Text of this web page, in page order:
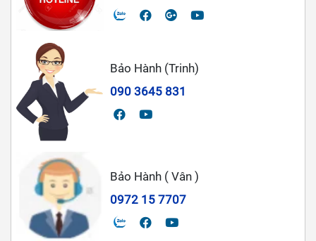
Bảo Hành (Trinh)
090 3645 831
Bảo Hành ( Vân )
0972 15 7707